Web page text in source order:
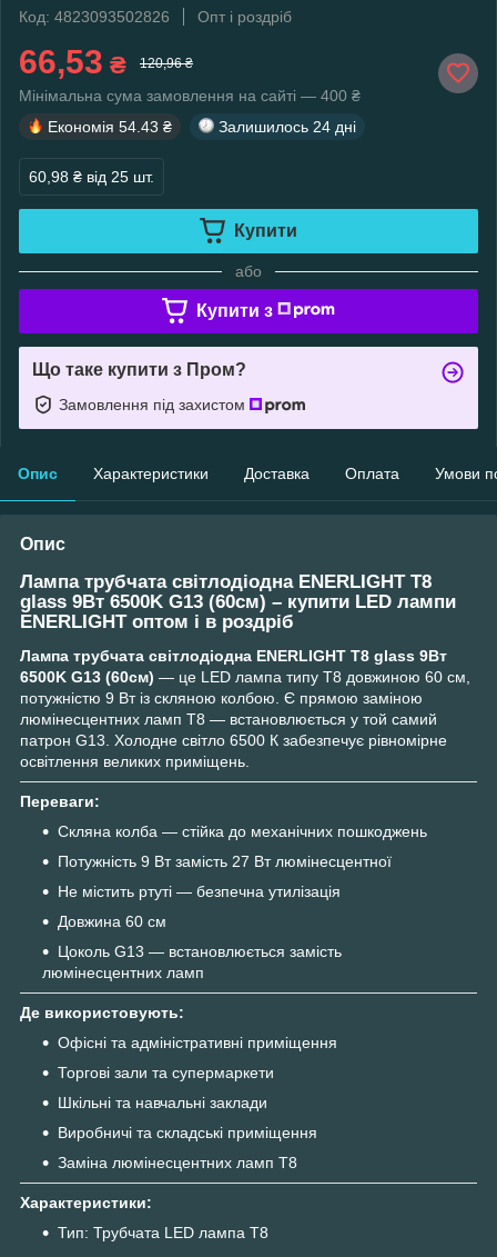
Код: 4823093502826
Опт і роздріб
66,53 ₴ 120,96 ₴
Мінімальна сума замовлення на сайті — 400 ₴
Економія 54.43 ₴ Залишилось 24 дні
60,98 ₴ від 25 шт.
Купити
або
Купити з
Що таке купити з Пром?
Замовлення під захистом
Опис Характеристики Доставка Оплата Умови
Опис
Лампа трубчата світлодіодна ENERLIGHT T8
glass 9Вт 6500K G13 (60см) – купити LED лампи
ENERLIGHT оптом і в роздріб
Лампа трубчата світлодіодна ENERLIGHT T8 glass 9Вт
6500K G13 (60см) — це LED лампа типу T8 довжиною 60 см,
потужністю 9 Вт із скляною колбою. Є прямою заміною
люмінесцентних ламп T8 — встановлюється у той самий
патрон G13. Холодне світло 6500 К забезпечує рівномірне
освітлення великих приміщень.
Переваги:
Скляна колба — стійка до механічних пошкоджень
Потужність 9 Вт замість 27 Вт люмінесцентної
Не містить ртуті — безпечна утилізація
Довжина 60 см
Цоколь G13 — встановлюється замість
люмінесцентних ламп
Де використовують:
Офісні та адміністративні приміщення
Торгові зали та супермаркети
Шкільні та навчальні заклади
Виробничі та складські приміщення
Заміна люмінесцентних ламп T8
Характеристики:
Тип: Трубчата LED лампа T8